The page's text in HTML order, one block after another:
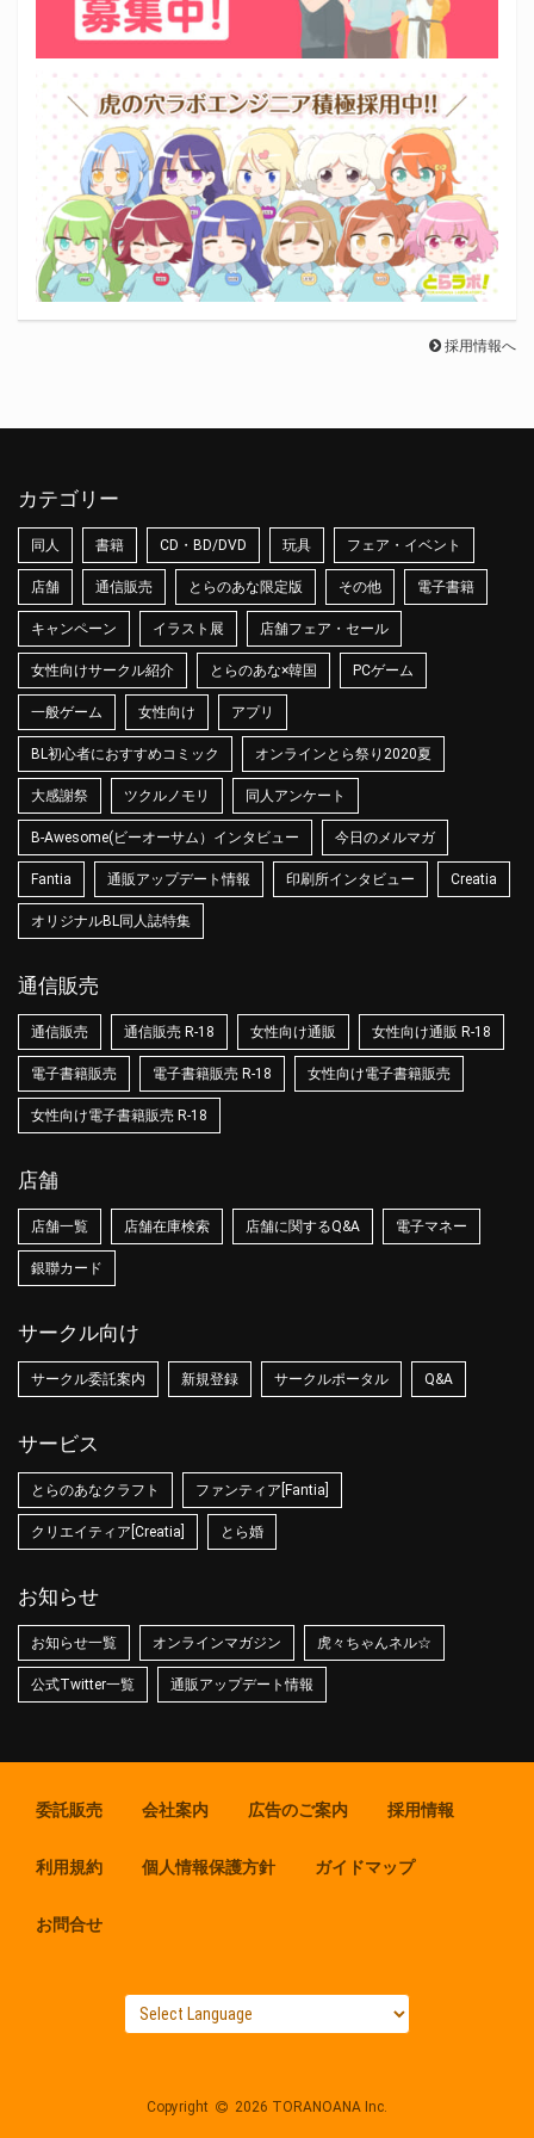
採用情報へ
カテゴリー
同人 書籍 CD・BD/DVD 玩具 フェア・イベント
店舗 通信販売 とらのあな限定版 その他 電子書籍
キャンペーン イラスト展 店舗フェア・セール
女性向けサークル紹介 とらのあな×韓国 PCゲーム
一般ゲーム 女性向け アプリ
BL初心者におすすめコミック オンラインとら祭り2020夏
大感謝祭 ツクルノモリ 同人アンケート
B-Awesome(ビーオーサム）インタビュー 今日のメルマガ
Fantia 通販アップデート情報 印刷所インタビュー Creatia
オリジナルBL同人誌特集
通信販売
通信販売 通信販売 R-18 女性向け通販 女性向け通販 R-18
電子書籍販売 電子書籍販売 R-18 女性向け電子書籍販売
女性向け電子書籍販売 R-18
店舗
店舗一覧 店舗在庫検索 店舗に関するQ&A 電子マネー
銀聯カード
サークル向け
サークル委託案内 新規登録 サークルポータル Q&A
サービス
とらのあなクラフト ファンティア[Fantia]
クリエイティア[Creatia] とら婚
お知らせ
お知らせ一覧 オンラインマガジン 虎々ちゃんネル☆
公式Twitter一覧 通販アップデート情報
委託販売 会社案内 広告のご案内 採用情報
利用規約 個人情報保護方針 ガイドマップ
お問合せ
Copyright 2026 TORANOANA Inc.